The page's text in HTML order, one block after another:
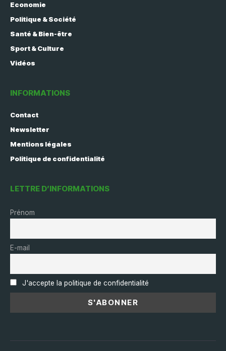
Economie
Politique & Société
Santé & Bien-être
Sport & Culture
Vidéos
INFORMATIONS
Contact
Newsletter
Mentions légales
Politique de confidentialité
LETTRE D’INFORMATIONS
Prénom
E-mail
J'accepte la politique de confidentialité